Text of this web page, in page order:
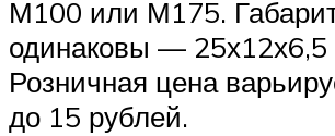
М100 или М175.
одинаковы — 25х12х6,5
Розничная цена
до 15 рублей.